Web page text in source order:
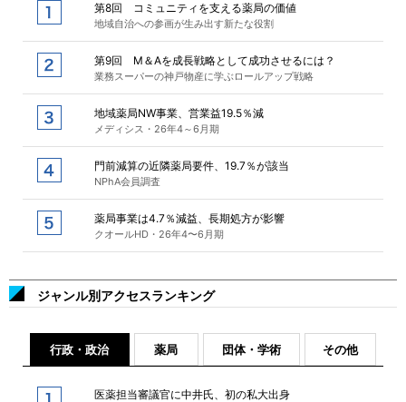
第8回 コミュニティを支える薬局の価値
地域自治への参画が生み出す新たな役割
第9回 M＆Aを成長戦略として成功させるには？
業務スーパーの神戸物産に学ぶロールアップ戦略
地域薬局NW事業、営業益19.5％減
メディシス・26年4～6月期
門前減算の近隣薬局要件、19.7％が該当
NPhA会員調査
薬局事業は4.7％減益、長期処方が影響
クオールHD・26年4〜6月期
ジャンル別アクセスランキング
行政・政治 薬局 団体・学術 その他
医薬担当審議官に中井氏、初の私大出身